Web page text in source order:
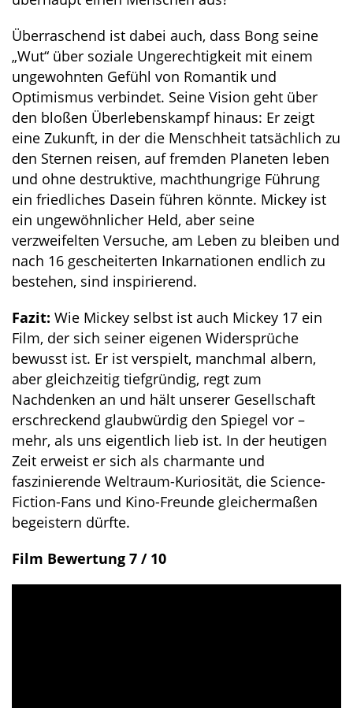
Überraschend ist dabei auch, dass Bong seine
„Wut“ über soziale Ungerechtigkeit mit einem
ungewohnten Gefühl von Romantik und
Optimismus verbindet. Seine Vision geht über
den bloßen Überlebenskampf hinaus: Er zeigt
eine Zukunft, in der die Menschheit tatsächlich zu
den Sternen reisen, auf fremden Planeten leben
und ohne destruktive, machthungrige Führung
ein friedliches Dasein führen könnte. Mickey ist
ein ungewöhnlicher Held, aber seine
verzweifelten Versuche, am Leben zu bleiben und
nach 16 gescheiterten Inkarnationen endlich zu
bestehen, sind inspirierend.
Fazit: Wie Mickey selbst ist auch Mickey 17 ein
Film, der sich seiner eigenen Widersprüche
bewusst ist. Er ist verspielt, manchmal albern,
aber gleichzeitig tiefgründig, regt zum
Nachdenken an und hält unserer Gesellschaft
erschreckend glaubwürdig den Spiegel vor –
mehr, als uns eigentlich lieb ist. In der heutigen
Zeit erweist er sich als charmante und
faszinierende Weltraum-Kuriosität, die Science-
Fiction-Fans und Kino-Freunde gleichermaßen
begeistern dürfte.
Film Bewertung 7 / 10